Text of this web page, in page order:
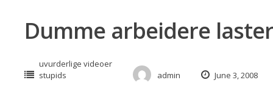
Dumme arbeidere
uvurderlige videoer
stupids
admin June 3, 2008